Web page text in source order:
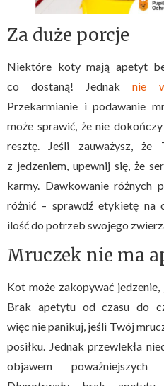
Za duże porcje
Niektóre koty mają apetyt
co dostaną! Jednaknie
Przekarmianie i podawanie
może sprawić, że nie
resztę. Jeśli zauważysz,
z jedzeniem, upewnij się, że
karmy. Dawkowanie różnych
różnić – sprawdź etykietę na
ilość do potrzeb swojego
Mruczek nie ma
Kot może zakopywać
Brak apetytu od czasu do
więc nie panikuj, jeśli Twój
posiłku. Jednak przewlekła
objawem poważniejszych